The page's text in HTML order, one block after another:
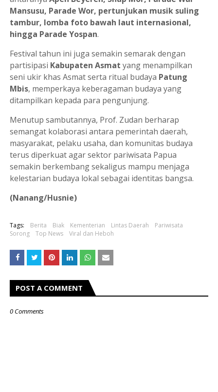
Mansusu, Parade Wor, pertunjukan musik suling
tambur, lomba foto bawah laut internasional,
hingga Parade Yospan.
Festival tahun ini juga semakin semarak dengan
partisipasi Kabupaten Asmat yang menampilkan
seni ukir khas Asmat serta ritual budaya Patung
Mbis, memperkaya keberagaman budaya yang
ditampilkan kepada para pengunjung.
Menutup sambutannya, Prof. Zudan berharap
semangat kolaborasi antara pemerintah daerah,
masyarakat, pelaku usaha, dan komunitas budaya
terus diperkuat agar sektor pariwisata Papua
semakin berkembang sekaligus mampu menjaga
kelestarian budaya lokal sebagai identitas bangsa.
(Nanang/Husnie)
Tags: Berita Biak Kementerian Lintas Daerah
Pariwisata
Sorong
Top News Viral dan Heboh
POST A COMMENT
0 Comments